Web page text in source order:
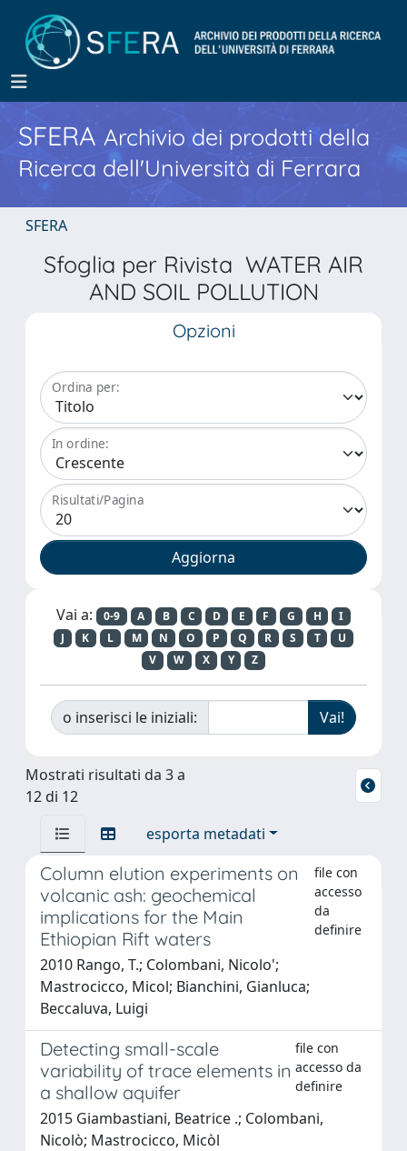
SFERA Archivio dei prodotti della
Ricerca dell'Università di Ferrara
SFERA
Sfoglia per Rivista WATER AIR
AND SOIL POLLUTION
Opzioni
Ordina per:
In ordine:
Risultati/Pagina
Vai a: 0-9 A B C D E F G H
I
J
K L M N O P Q R S T
U
V
W X Y Z
o inserisci le iniziali:
Mostrati risultati da 3 a
12 di 12
esporta metadati
Column elution experiments on
volcanic ash: geochemical
implications for the Main
Ethiopian Rift waters
file con
accesso
da
definire
2010 Rango, T.; Colombani, Nicolo';
Mastrocicco, Micol; Bianchini, Gianluca;
Beccaluva, Luigi
Detecting small-scale
variability of trace elements in
a shallow aquifer
file con
accesso da
definire
2015 Giambastiani, Beatrice .; Colombani,
Nicolò; Mastrocicco, Micòl